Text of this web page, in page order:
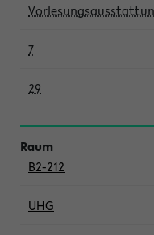
7
29
B2-212
UHG